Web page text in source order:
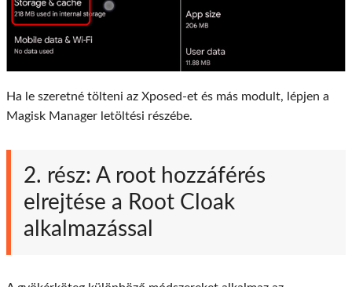
Ha le szeretné tölteni az Xposed-et és más modult, lépjen a
Magisk Manager letöltési részébe.
2. rész: A root hozzáférés
elrejtése a Root Cloak
alkalmazással